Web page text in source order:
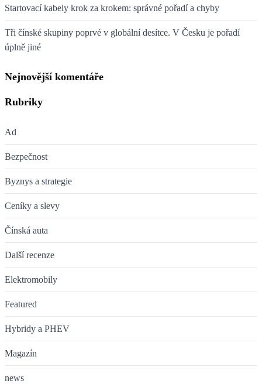
Startovací kabely krok za krokem: správné pořadí a chyby
Tři čínské skupiny poprvé v globální desítce. V Česku je pořadí
úplně jiné
Nejnovější komentáře
Rubriky
Ad
Bezpečnost
Byznys a strategie
Ceníky a slevy
Čínská auta
Další recenze
Elektromobily
Featured
Hybridy a PHEV
Magazín
news